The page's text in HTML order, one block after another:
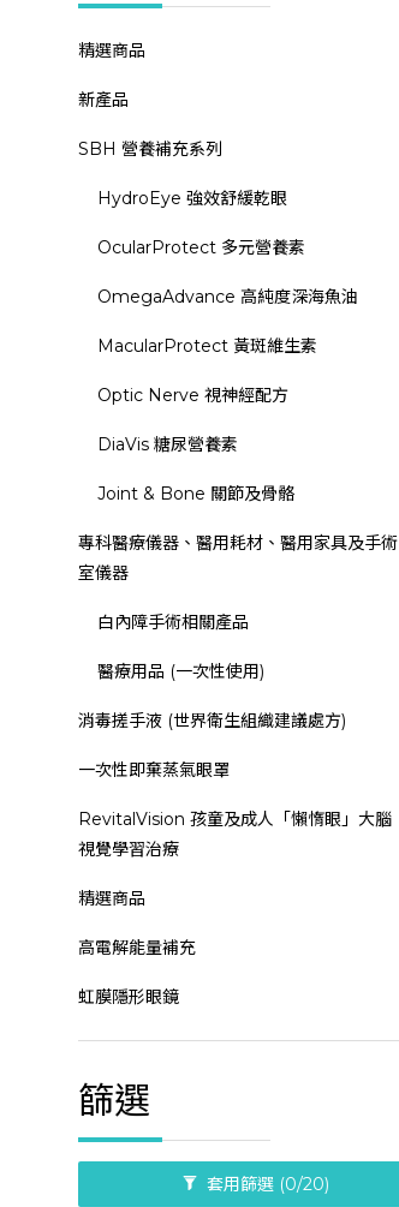
精選商品
新產品
SBH 營養補充系列
HydroEye 強效舒緩乾眼
OcularProtect 多元營養素
OmegaAdvance 高純度深海魚油
MacularProtect 黃斑維生素
Optic Nerve 視神經配方
DiaVis 糖尿營養素
Joint & Bone 關節及骨骼
專科醫療儀器、醫用耗材、醫用家具及手術
室儀器
白內障手術相關產品
醫療用品 (一次性使用)
消毒搓手液 (世界衛生組織建議處方)
一次性即棄蒸氣眼罩
RevitalVision 孩童及成人「懶惰眼」大腦
視覺學習治療
精選商品
高電解能量補充
虹膜隱形眼鏡
篩選
套用篩選 (0/20)